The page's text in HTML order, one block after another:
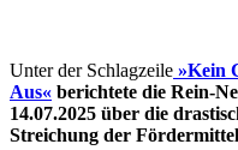
Unter der Schlagzeile »Kein
Aus« berichtete die Rein-
14.07.2025 über die
Streichung der Fördermittel